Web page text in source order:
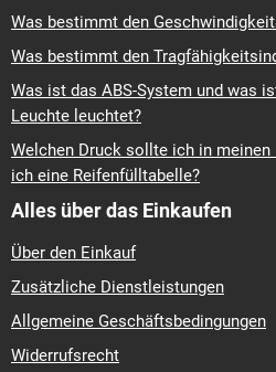
Was bestimmt den
Was bestimmt den
Was ist das ABS-System und was
Leuchte leuchtet?
Welchen Druck sollte ich in meinen
ich eine Reifenfülltabelle?
Alles über das Einkaufen
Über den Einkauf
Zusätzliche Dienstleistungen
Allgemeine Geschäftsbedingungen
Widerrufsrecht